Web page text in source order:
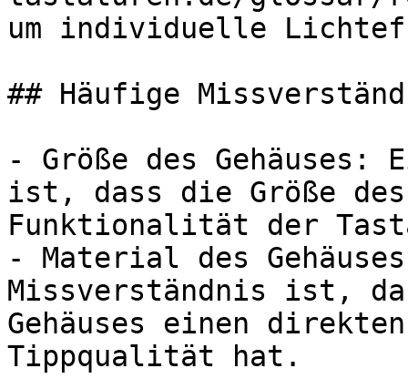
um individuelle
## Häufige
- Größe des Gehäuses:
ist, dass die Größe
Funktionalität der
- Material des
Missverständnis ist,
Gehäuses einen
Tippqualität hat.